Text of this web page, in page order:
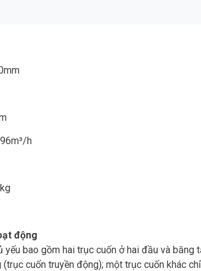
h
động
yếu bao gồm hai trục cuốn ở hai đầu và
cuốn truyền động); một trục cuốn khác